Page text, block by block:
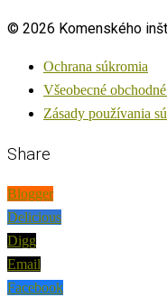
© 2026 Komenského
Ochrana súkromia
Všeobecné
Zásady používania
Share
Blogger
Delicious
Digg
Email
Facebook